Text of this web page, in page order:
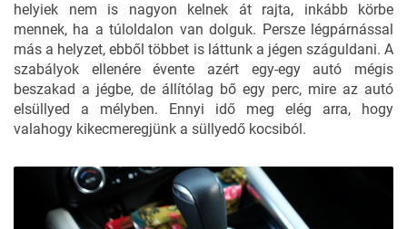
helyiek nem is nagyon kelnek át rajta, inkább körbe
mennek, ha a túloldalon van dolguk. Persze légpárnással
más a helyzet, ebből többet is láttunk a jégen száguldani. A
szabályok ellenére évente azért egy-egy autó mégis
beszakad a jégbe, de állítólag bő egy perc, mire az autó
elsüllyed a mélyben. Ennyi idő meg elég arra, hogy
valahogy kikecmeregjünk a süllyedő kocsiból.